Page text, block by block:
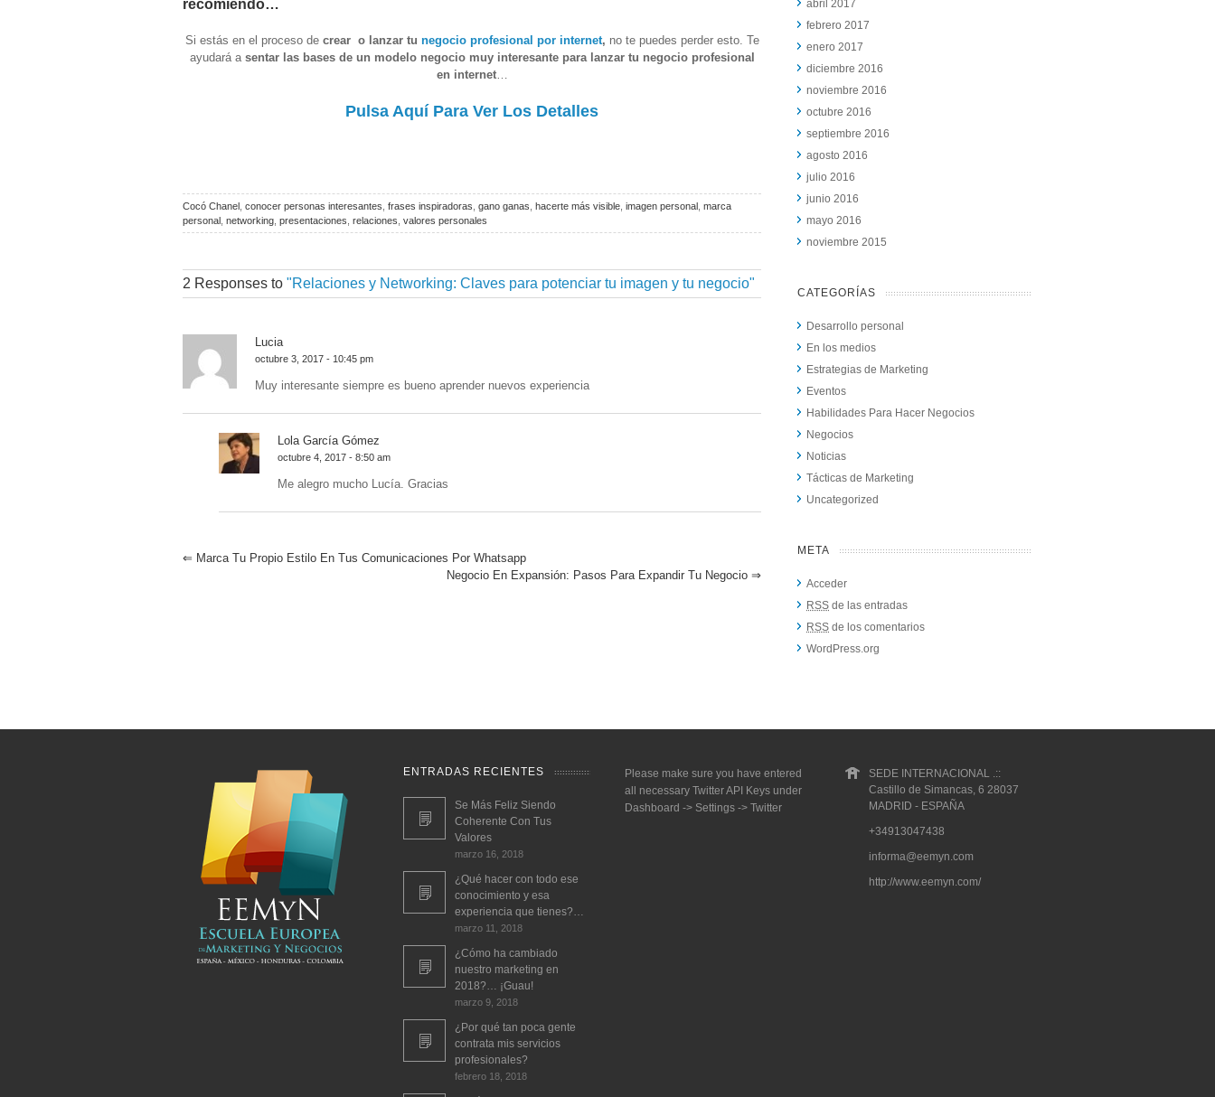
recomiendo…
Si estás en el proceso de crear o lanzar tu negocio profesional por internet, no te puedes perder esto. Te
ayudará a sentar las bases de un modelo negocio muy interesante para lanzar tu negocio profesional
en internet…
Pulsa Aquí Para Ver Los Detalles
Cocó Chanel conocer personas interesantes frases inspiradoras gano ganas hacerte más visible imagen personal marca
personal networking presentaciones relaciones valores personales
2 Responses to "Relaciones y Networking: Claves para potenciar tu imagen y tu negocio"
Lucia
octubre 3, 2017 - 10:45 pm
Muy interesante siempre es bueno aprender nuevos experiencia
Lola García Gómez
octubre 4, 2017 - 8:50 am
Me alegro mucho Lucía. Gracias
⇐ Marca Tu Propio Estilo En Tus Comunicaciones Por Whatsapp
Negocio En Expansión: Pasos Para Expandir Tu Negocio ⇒
abril 2017
febrero 2017
enero 2017
diciembre 2016
noviembre 2016
octubre 2016
septiembre 2016
agosto 2016
julio 2016
junio 2016
mayo 2016
noviembre 2015
CATEGORÍAS
Desarrollo personal
En los medios
Estrategias de Marketing
Eventos
Habilidades Para Hacer Negocios
Negocios
Noticias
Tácticas de Marketing
Uncategorized
META
Acceder
RSS de las entradas
RSS de los comentarios
WordPress.org
ENTRADAS RECIENTES
Se Más Feliz Siendo
Coherente Con Tus
Valores
marzo 16, 2018
¿Qué hacer con todo ese
conocimiento y esa
experiencia que tienes?…
marzo 11, 2018
¿Cómo ha cambiado
nuestro marketing en
2018?… ¡Guau!
marzo 9, 2018
¿Por qué tan poca gente
contrata mis servicios
profesionales?
febrero 18, 2018
Please make sure you have entered
all necessary Twitter API Keys under
Dashboard -> Settings -> Twitter
SEDE INTERNACIONAL .::
Castillo de Simancas, 6 28037
MADRID - ESPAÑA
+34913047438
informa@eemyn.com
http://www.eemyn.com/